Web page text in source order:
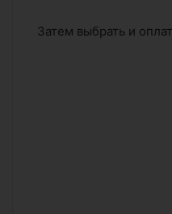
Затем выбрать и